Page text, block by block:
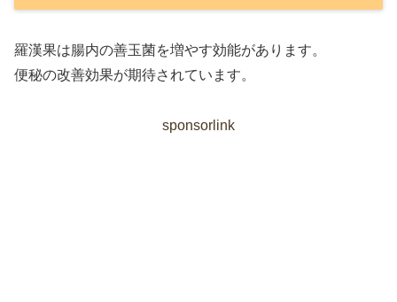
羅漢果は腸内の善玉菌を増やす効能があります。
便秘の改善効果が期待されています。
sponsorlink